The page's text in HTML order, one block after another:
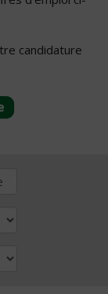
candidature